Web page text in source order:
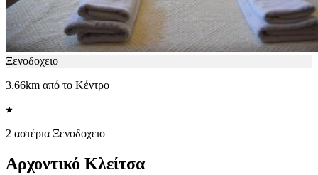
Ξενοδοχειο
3.66km από το Κέντρο
2 αστέρια Ξενοδοχειο
Αρχοντικό Κλείτσα